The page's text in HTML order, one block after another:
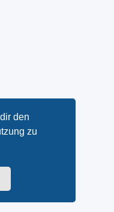
den
zu